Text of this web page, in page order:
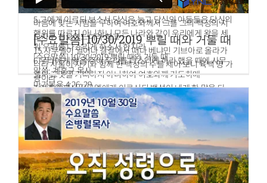
명령하신 바를 왕이 지키지 아니하였으므로 여호와께서 그의
마음에 맞는 사람을 구하여 여호와께서 그를 그의 백성의 지
도자로 삼으셨느니라 하고
15.사무엘이 일어나 길갈에서 떠나 베냐민 기브아로 올라가
니라 사울이 자기와 함께 한 백성의 수를 세어 보니 육백 명 가
량이라
16.사울과 그의 아들 요나단과 그들과 함께 한 백성은 베냐민
게바에 있고 블레셋 사람들은 믹마스에 진 쳤더니
17.노략꾼들이 세 대로 블레셋 사람들의 진영에서 나와서 한
대는 오브라 길을 따라서 수알 땅에 이르렀고
18.한 대는 벧호론 길로 향하였고 한 대는 광야쪽으로 스보임
골짜기가 내려다 보이는 지역 길로 향하였더라
19.그 때에 이스라엘 온 땅에 철공이 없었으니 이는 블레셋 사
서
5.그에게 이르되 보소서 당신은 늙고 당신의 아들들은 당신의
행위를 따르지 아니하니 모든 나라와 같이 우리에게 왕을 세
워 우리를 다스리게 하소서 한지라
6.우리에게 왕을 주어 우리를 다스리게 하라 했을 때에 사무
엘이 그것을 기뻐하지 아니하여 여호와께 기도하매
7.여호와께서 사무엘에게 이르시되 백성이 네게 한 말을 다
들으라 이는 그들이 너를 버림이 아니요 나를 버려 자기들의
왕이 되지 못하게 함이니라
8.내가 그들을 애굽에서 인도하여 낸 날부터 오늘까지 그들이
모든 행사로 나를 버리고 다른 신들을 섬김 같이 네게도 그리
하는도다
9.그러므로 그들의 말을 듣되 너는 그들에게 엄히 경고하고
[수요말씀] 10/30/2019 뿌릴 때와 거둘 때
[수요말씀] 10/30/2019 뿌릴 때와 거둘 때
말씀: 계흥규 목사
마가복음 4:26~29
26.또 이르시되 하나님의 나라는 사람이 씨를 땅에 뿌림과 같
으니
27.그가 밤낮 자고 깨고 하는 중에 씨가 나서 자라되 어떻게
그리 되는지를 알지 못하느니라
28.땅이 스스로 열매를 맺되 처음에는 싹이요 다음에는 이삭
이요 그 다음에는 이삭에 충실한 곡식이라
29.열매가 익으면 곧 낫을 대나니 이는 추수 때가 이르렀음이